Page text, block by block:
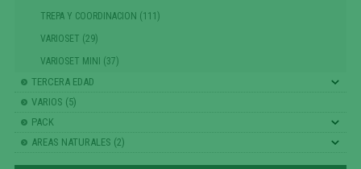
TREPA Y COORDINACION (111)
VARIOSET (29)
VARIOSET MINI (37)
TERCERA EDAD
VARIOS (5)
PACK
AREAS NATURALES (2)